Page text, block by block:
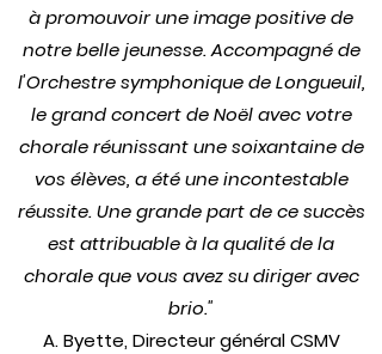
à promouvoir une image positive de
notre belle jeunesse. Accompagné de
l'Orchestre symphonique de Longueuil,
le grand concert de Noël avec votre
chorale réunissant une soixantaine de
vos élèves, a été une incontestable
réussite. Une grande part de ce succès
est attribuable à la qualité de la
chorale que vous avez su diriger avec
brio."
A. Byette, Directeur général CSMV